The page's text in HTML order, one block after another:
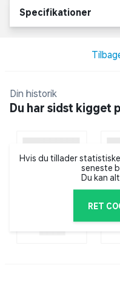
Specifikationer
Din historik
Du har sidst kigget
Hvis du tillader
seneste
Du kan
RET